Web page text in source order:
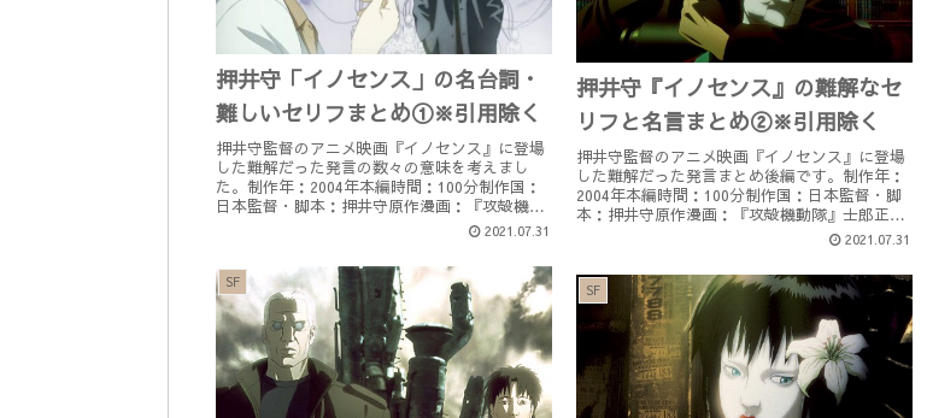
押井守『イノセンス』の難解なセ
リフと名言まとめ②※引用除く
押井守監督のアニメ映画『イノセンス』に登場
した難解だった発言まとめ後編です。制作年：
2004年本編時間：100分制作国：日本監督・脚
本：押井守原作漫画：『攻殻機動隊』士郎正宗
著この映画の関連商品を楽天で検索する！ ≪U-
2021.07.31
押井守「イノセンス」の名台詞・
難しいセリフまとめ①※引用除く
押井守監督のアニメ映画『イノセンス』に登場
した難解だった発言の数々の意味を考えまし
た。制作年：2004年本編時間：100分制作国：
日本監督・脚本：押井守原作漫画：『攻殻機動
隊』士郎正宗著この映画の関連商品を楽天で検
2021.07.31
SF SF